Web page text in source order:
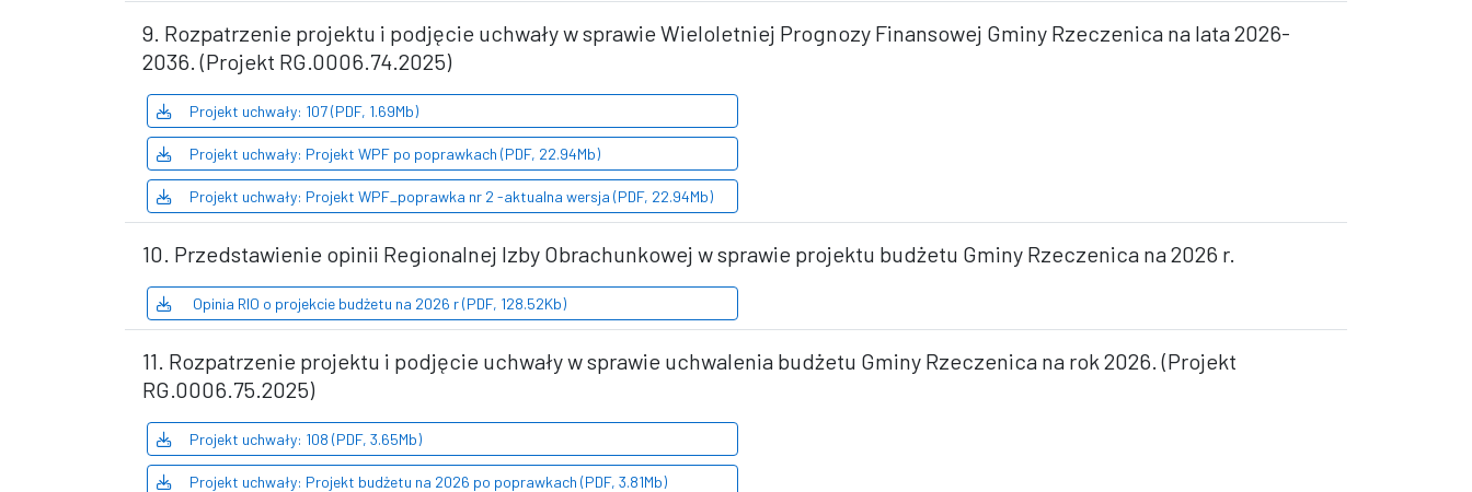
9. Rozpatrzenie projektu i podjęcie uchwały w sprawie Wieloletniej Prognozy Finansowej Gminy Rzeczenica na lata 2026-
2036. (Projekt RG.0006.74.2025)
Projekt uchwały: 107 (PDF, 1.69Mb)
Projekt uchwały: Projekt WPF po poprawkach (PDF, 22.94Mb)
Projekt uchwały: Projekt WPF_poprawka nr 2 -aktualna wersja (PDF, 22.94Mb)
10. Przedstawienie opinii Regionalnej Izby Obrachunkowej w sprawie projektu budżetu Gminy Rzeczenica na 2026 r.
Opinia RIO o projekcie budżetu na 2026 r (PDF, 128.52Kb)
11. Rozpatrzenie projektu i podjęcie uchwały w sprawie uchwalenia budżetu Gminy Rzeczenica na rok 2026. (Projekt
RG.0006.75.2025)
Projekt uchwały: 108 (PDF, 3.65Mb)
Projekt uchwały: Projekt budżetu na 2026 po poprawkach (PDF, 3.81Mb)